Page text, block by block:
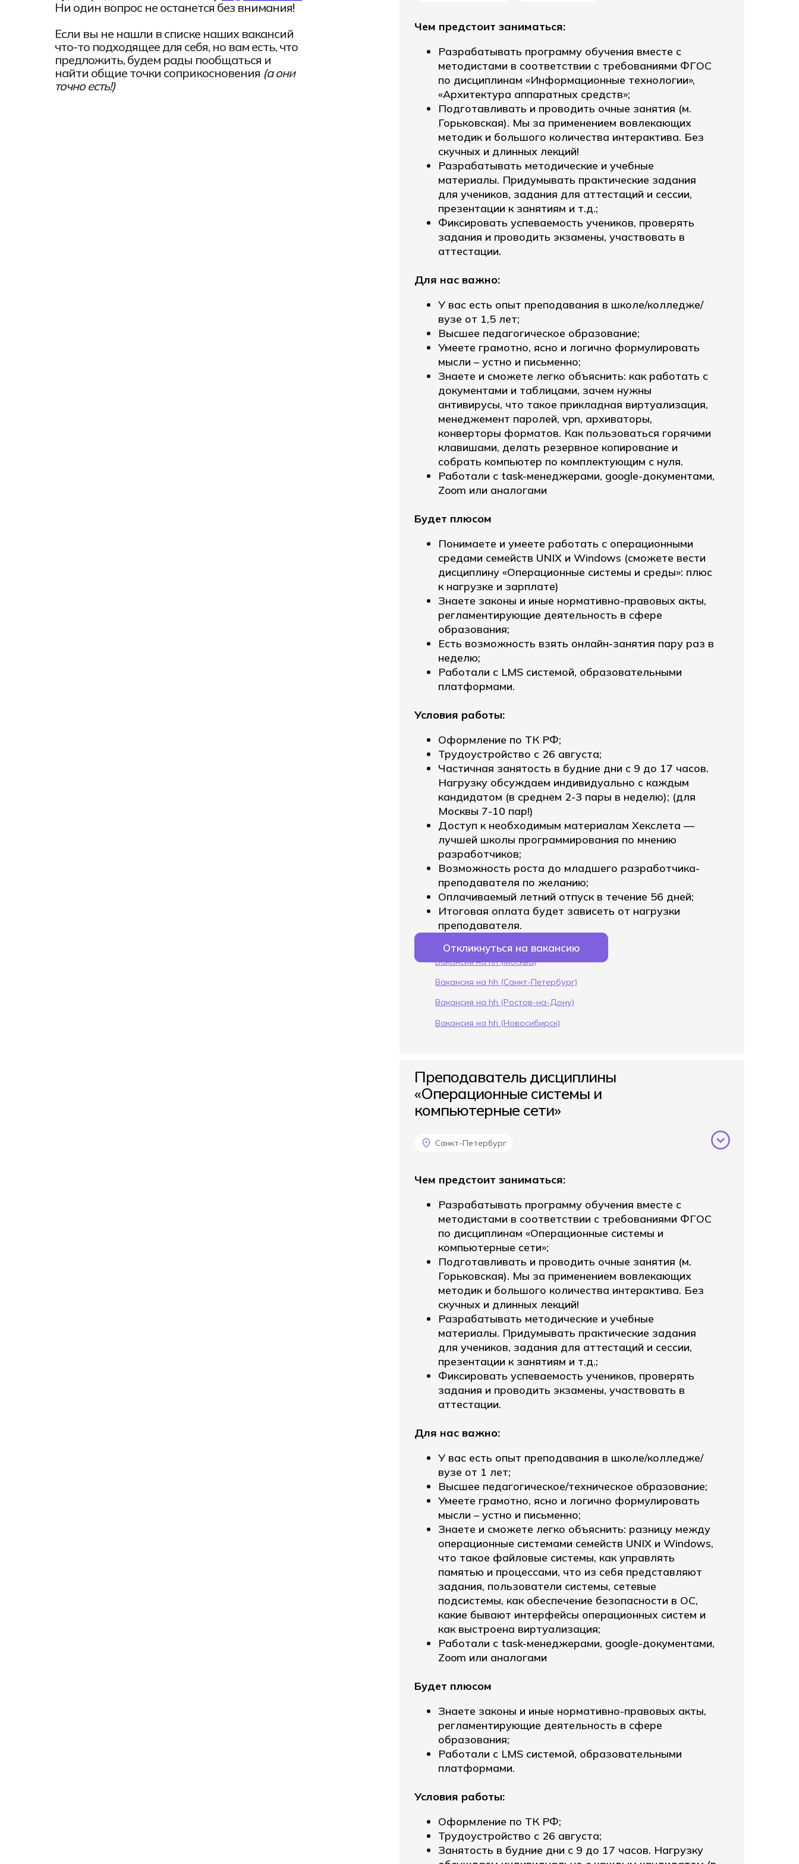
08.02.15
Информационное моделирование в строительстве
Ни один вопрос не останется без внимания!
Если вы не нашли в списке наших вакансий
что-то подходящее для себя, но вам есть, что
предложить, будем рады пообщаться и
найти общие точки соприкосновения (а они
точно есть!)
Чем предстоит заниматься:
Разрабатывать программу обучения вместе с
методистами в соответствии с требованиями ФГОС
по дисциплинам «Информационные технологии»,
«Архитектура аппаратных средств»;
Подготавливать и проводить очные занятия (м.
Горьковская). Мы за применением вовлекающих
методик и большого количества интерактива. Без
скучных и длинных лекций!
Разрабатывать методические и учебные
материалы. Придумывать практические задания
для учеников, задания для аттестаций и сессии,
презентации к занятиям и т.д.;
Фиксировать успеваемость учеников, проверять
задания и проводить экзамены, участвовать в
аттестации.
Для нас важно:
У вас есть опыт преподавания в школе/колледже/
вузе от 1,5 лет;
Высшее педагогическое образование;
Умеете грамотно, ясно и логично формулировать
мысли – устно и письменно;
Знаете и сможете легко объяснить: как работать с
документами и таблицами, зачем нужны
антивирусы, что такое прикладная виртуализация,
менеджемент паролей, vpn, архиваторы,
конверторы форматов. Как пользоваться горячими
клавишами, делать резервное копирование и
собрать компьютер по комплектующим с нуля.
Работали с task-менеджерами, google-документами,
Zoom или аналогами
Будет плюсом
Понимаете и умеете работать с операционными
средами семейств UNIX и Windows (сможете вести
дисциплину «Операционные системы и среды»: плюс
к нагрузке и зарплате)
Знаете законы и иные нормативно-правовых акты,
регламентирующие деятельность в сфере
образования;
Есть возможность взять онлайн-занятия пару раз в
неделю;
Работали с LMS системой, образовательными
платформами.
Условия работы:
Оформление по ТК РФ;
Трудоустройство с 26 августа;
Частичная занятость в будние дни с 9 до 17 часов.
Нагрузку обсуждаем индивидуально с каждым
кандидатом (в среднем 2-3 пары в неделю); (для
Москвы 7-10 пар!)
Доступ к необходимым материалам Хекслета —
лучшей школы программирования по мнению
разработчиков;
Возможность роста до младшего разработчика-
преподавателя по желанию;
Оплачиваемый летний отпуск в течение 56 дней;
Итоговая оплата будет зависеть от нагрузки
преподавателя.
Откликнуться на вакансию
Вакансия на hh (Москва)
Вакансия на hh (Санкт-Петербург)
Вакансия на hh (Ростов-на-Дону)
Вакансия на hh (Новосибирск)
Преподаватель дисциплины
«Операционные системы и
компьютерные сети»
Санкт-Петербург
Чем предстоит заниматься:
Разрабатывать программу обучения вместе с
методистами в соответствии с требованиями ФГОС
по дисциплинам «Операционные системы и
компьютерные сети»;
Подготавливать и проводить очные занятия (м.
Горьковская). Мы за применением вовлекающих
методик и большого количества интерактива. Без
скучных и длинных лекций!
Разрабатывать методические и учебные
материалы. Придумывать практические задания
для учеников, задания для аттестаций и сессии,
презентации к занятиям и т.д.;
Фиксировать успеваемость учеников, проверять
задания и проводить экзамены, участвовать в
аттестации.
Для нас важно:
У вас есть опыт преподавания в школе/колледже/
вузе от 1 лет;
Высшее педагогическое/техническое образование;
Умеете грамотно, ясно и логично формулировать
мысли – устно и письменно;
Знаете и сможете легко объяснить: разницу между
операционные системами семейств UNIX и Windows,
что такое файловые системы, как управлять
памятью и процессами, что из себя представляют
задания, пользователи системы, сетевые
подсистемы, как обеспечение безопасности в ОС,
какие бывают интерфейсы операционных систем и
как выстроена виртуализация;
Работали с task-менеджерами, google-документами,
Zoom или аналогами
Будет плюсом
Знаете законы и иные нормативно-правовых акты,
регламентирующие деятельность в сфере
образования;
Работали с LMS системой, образовательными
платформами.
Условия работы:
Оформление по ТК РФ;
Трудоустройство с 26 августа;
Занятость в будние дни с 9 до 17 часов. Нагрузку